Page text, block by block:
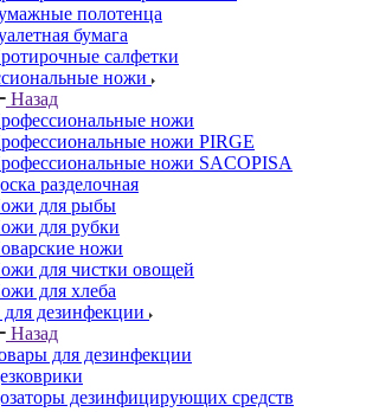
полотенца
бумага
салфетки
ножи
Назад
ножи
ножи PIRGE
ножи SACOPISA
разделочная
для рыбы
для рубки
ножи
для чистки овощей
для хлеба
дезинфекции
Назад
для дезинфекции
дезинфицирующих средств